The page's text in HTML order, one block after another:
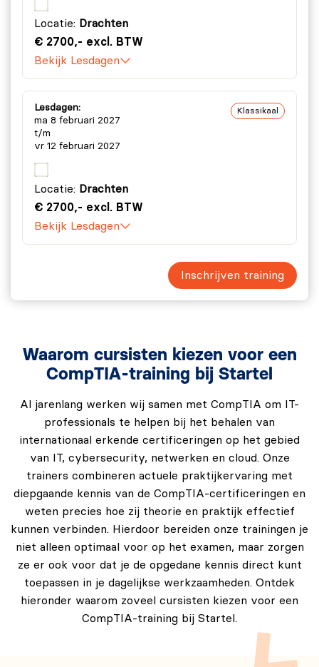
Locatie: Drachten
€ 2700,- excl. BTW
Bekijk Lesdagen
Lesdagen:
ma 8 februari 2027
t/m
vr 12 februari 2027
Klassikaal
Locatie: Drachten
€ 2700,- excl. BTW
Bekijk Lesdagen
Inschrijven training
Waarom cursisten kiezen voor een
CompTIA-training bij Startel
Al jarenlang werken wij samen met CompTIA om IT-
professionals te helpen bij het behalen van
internationaal erkende certificeringen op het gebied
van IT, cybersecurity, netwerken en cloud. Onze
trainers combineren actuele praktijkervaring met
diepgaande kennis van de CompTIA-certificeringen en
weten precies hoe zij theorie en praktijk effectief
kunnen verbinden. Hierdoor bereiden onze trainingen je
niet alleen optimaal voor op het examen, maar zorgen
ze er ook voor dat je de opgedane kennis direct kunt
toepassen in je dagelijkse werkzaamheden. Ontdek
hieronder waarom zoveel cursisten kiezen voor een
CompTIA-training bij Startel.